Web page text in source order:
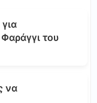
του
να